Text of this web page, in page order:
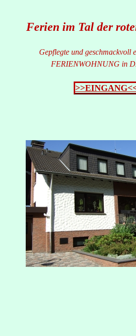
Ferien im Tal der
Gepflegte und geschmackvoll
FERIENWOHNUNG in